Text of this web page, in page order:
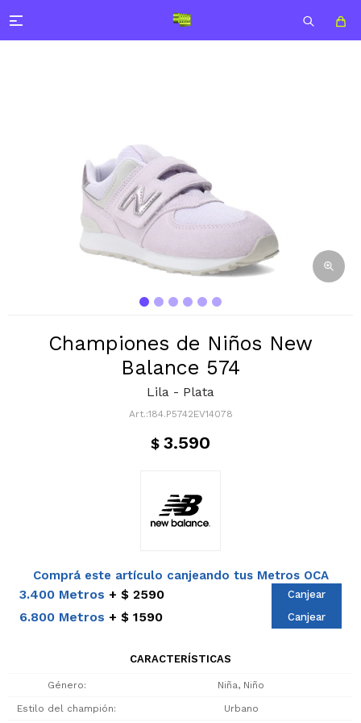

Championes de Niños New
Balance 574
Lila - Plata
184.P5742EV14078
$ 3.590
Comprá este artículo canjeando tus Metros OCA
3.400 Metros $ 2590 Canjear
6.800 Metros $ 1590 Canjear
CARACTERÍSTICAS
Género Niña, Niño
Estilo del champión Urbano